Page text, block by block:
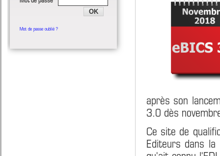
après son
3.0 dès
Ce site de
Editeurs dans